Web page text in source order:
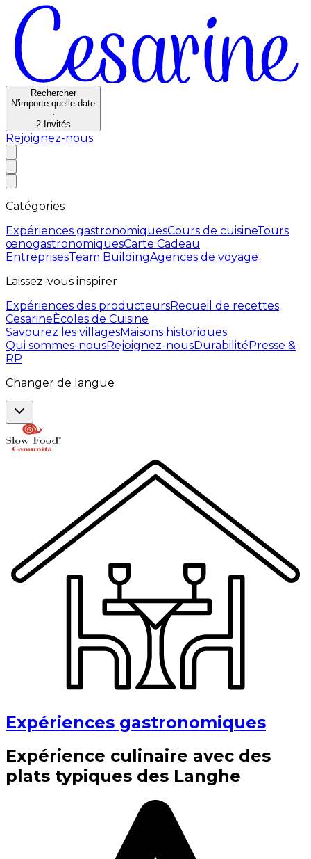
Rechercher
N'importe quelle date
·
2 Invités
Rejoignez-nous
Catégories
Expériences gastronomiquesCours de cuisineTours
œnogastronomiquesCarte Cadeau
EntreprisesTeam BuildingAgences de voyage
Laissez-vous inspirer
Expériences des producteursRecueil de recettes
CesarineÈcoles de Cuisine
Savourez les villagesMaisons historiques
Qui sommes-nousRejoignez-nousDurabilitéPresse &
RP
Changer de langue
Expériences gastronomiques
Expérience culinaire avec des
plats typiques des Langhe